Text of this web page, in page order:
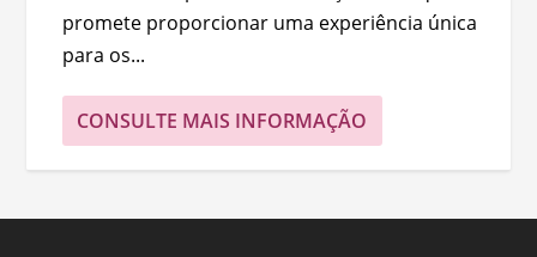
promete proporcionar uma experiência única
para os...
CONSULTE MAIS INFORMAÇÃO